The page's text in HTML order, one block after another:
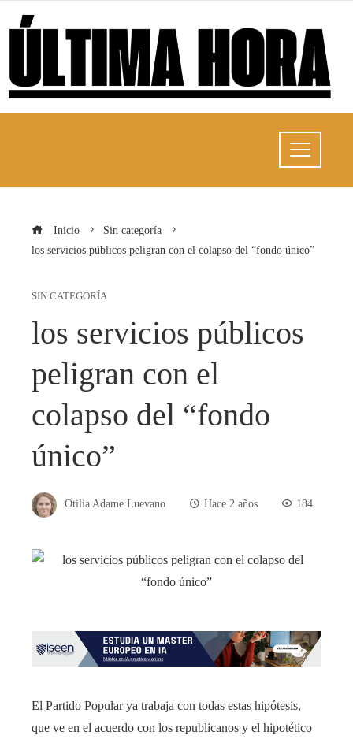
Inicio
Sin categoría
los servicios públicos peligran con el colapso del “fondo único”
SIN CATEGORÍA
los servicios públicos
peligran con el
colapso del “fondo
único”
Otilia Adame Luevano Hace 2 años 184
El Partido Popular ya trabaja con todas estas hipótesis,
que ve en el acuerdo con los republicanos y el hipotético